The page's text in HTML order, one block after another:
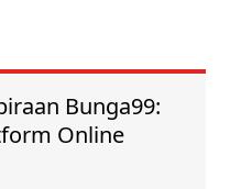
Bunga99:
Online